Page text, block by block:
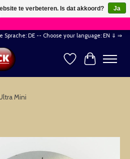
×
Sprache: DE -- Choose your language: EN ⇓ ⇒
Verlanglijst
Mini
te verbeteren. Is dat akkoord?
Ja